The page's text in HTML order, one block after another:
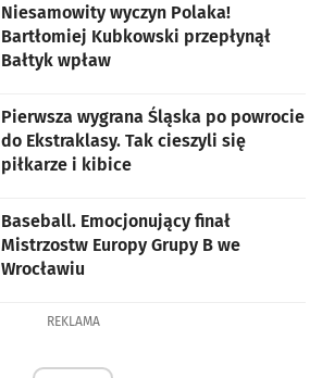
Niesamowity wyczyn Polaka!
Bartłomiej Kubkowski przepłynął
Bałtyk wpław
Pierwsza wygrana Śląska po powrocie
do Ekstraklasy. Tak cieszyli się
piłkarze i kibice
Baseball. Emocjonujący finał
Mistrzostw Europy Grupy B we
Wrocławiu
REKLAMA